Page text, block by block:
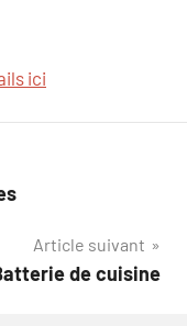
ici
Article suivant
de cuisine